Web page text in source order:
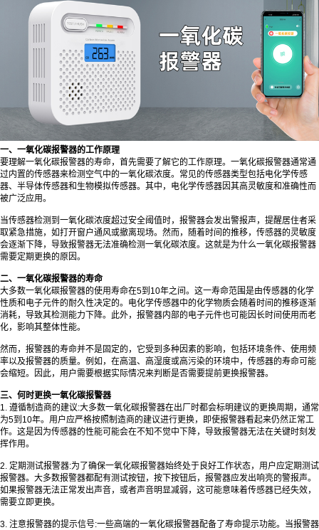
一、一氧化碳报警器的工作原理
要理解一氧化碳报警器的寿命，首先需要了解它的工作原理。一氧化碳报警器通常通
过内置的传感器来检测空气中的一氧化碳浓度。常见的传感器类型包括电化学传感
器、半导体传感器和生物模拟传感器。其中，电化学传感器因其高灵敏度和准确性而
被广泛应用。
当传感器检测到一氧化碳浓度超过安全阈值时，报警器会发出警报声，提醒居住者采
取紧急措施，如打开窗户通风或撤离现场。然而，随着时间的推移，传感器的灵敏度
会逐渐下降，导致报警器无法准确检测一氧化碳浓度。这就是为什么一氧化碳报警器
需要定期更换的原因。
二、一氧化碳报警器的寿命
大多数一氧化碳报警器的使用寿命在5到10年之间。这一寿命范围是由传感器的化学
性质和电子元件的耐久性决定的。电化学传感器中的化学物质会随着时间的推移逐渐
消耗，导致其检测能力下降。此外，报警器内部的电子元件也可能因长时间使用而老
化，影响其整体性能。
然而，报警器的寿命并不是固定的，它受到多种因素的影响，包括环境条件、使用频
率以及报警器的质量。例如，在高温、高湿度或高污染的环境中，传感器的寿命可能
会缩短。因此，用户需要根据实际情况来判断是否需要提前更换报警器。
三、何时更换一氧化碳报警器
1. 遵循制造商的建议:大多数一氧化碳报警器在出厂时都会标明建议的更换周期，通常
为5到10年。用户应严格按照制造商的建议进行更换，即使报警器看起来仍然正常工
作。这是因为传感器的性能可能会在不知不觉中下降，导致报警器无法在关键时刻发
挥作用。
2. 定期测试报警器:为了确保一氧化碳报警器始终处于良好工作状态，用户应定期测试
报警器。大多数报警器都配有测试按钮，按下按钮后，报警器应发出响亮的警报声。
如果报警器无法正常发出声音，或者声音明显减弱，这可能意味着传感器已经失效，
需要立即更换。
3. 注意报警器的提示信号:一些高端的一氧化碳报警器配备了寿命提示功能。当报警器